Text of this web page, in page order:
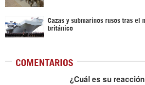
Cazas y submarinos rusos tras el
británico
COMENTARIOS